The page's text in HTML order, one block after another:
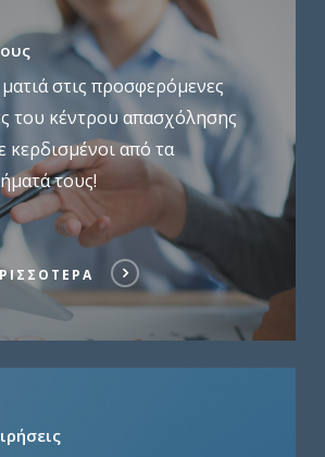
ματιά στις προσφερόμενες
του κέντρου απασχόλησης
κερδισμένοι από τα
τους!